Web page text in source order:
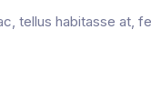
tellus habitasse at,